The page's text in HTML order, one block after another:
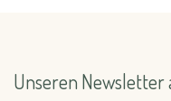
Unseren Newsletter